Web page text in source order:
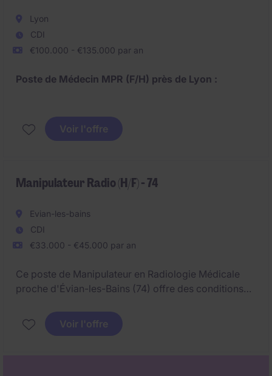
- Structure médico-sociale
- Spécialisation en pédopsychiatrie
Lyon
CDI
€100.000 - €135.000 par an
Poste de Médecin MPR (F/H) près de Lyon :
- SMR polyvalent récent
(objectif : 20)
- MPUP + hospitalisation complète du SMR
Voir l'offre
Manipulateur Radio (H/F) - 74
Evian-les-bains
CDI
€33.000 - €45.000 par an
Ce poste de Manipulateur en Radiologie Médicale
proche d'Évian-les-Bains (74) offre des conditions
Les patients et l'équipe sont au coeur de cette
Voir l'offre